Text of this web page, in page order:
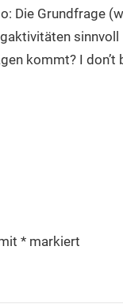
Die Grundfrage
sinnvoll
kommt? I don’t
*markiert